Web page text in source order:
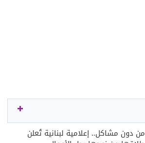
من دون مشاكل.. إعلامية لبنانية تُعلن